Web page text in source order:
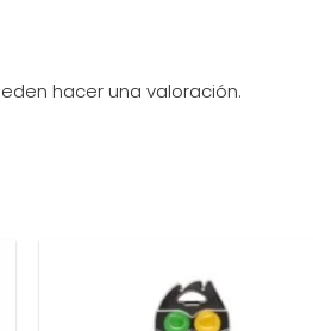
hacer una valoración.